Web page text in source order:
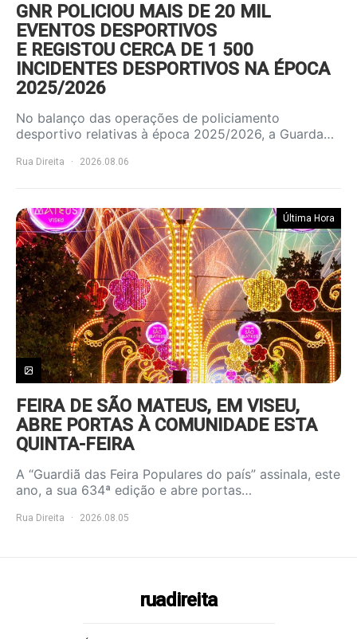
GNR POLICIOU MAIS DE 20 MIL
EVENTOS DESPORTIVOS
E REGISTOU CERCA DE 1 500
INCIDENTES DESPORTIVOS NA ÉPOCA
2025/2026
No balanço das operações de policiamento
desportivo relativas à época 2025/2026, a Guarda…
Rua Direita 2026.08.06
Última Hora
FEIRA DE SÃO MATEUS, EM VISEU,
ABRE PORTAS À COMUNIDADE ESTA
QUINTA-FEIRA
A “Guardiã das Feira Populares do país” assinala, este
ano, a sua 634ª edição e abre portas…
Rua Direita 2026.08.05
ruadireita